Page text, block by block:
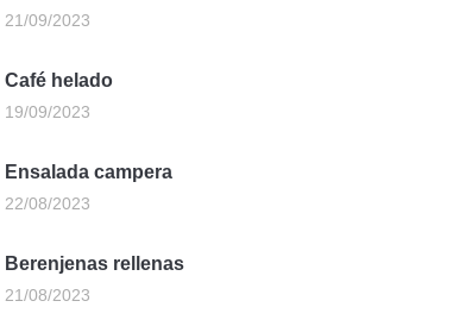
21/09/2023
Café helado
19/09/2023
Ensalada campera
22/08/2023
Berenjenas rellenas
21/08/2023